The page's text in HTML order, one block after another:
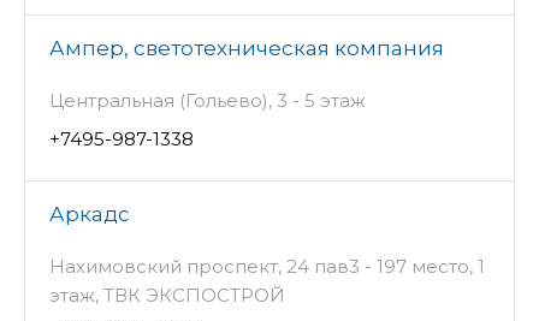
Ампер, светотехническая компания
Центральная (Гольево), 3 - 5 этаж
+7495-987-1338
Аркадс
Нахимовский проспект, 24 пав3 - 197 место, 1
этаж, ТВК ЭКСПОСТРОЙ